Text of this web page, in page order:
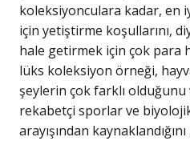
koleksiyonculara kadar, en
için yetiştirme koşullarını,
hale getirmek için çok para
lüks koleksiyon örneği,
şeylerin çok farklı
rekabetçi sporlar ve
arayışından